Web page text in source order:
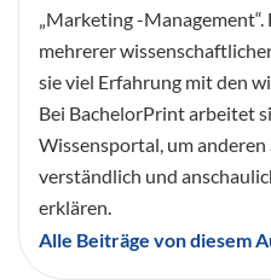
„Marketing -
mehrerer
sie viel Erfahrung mit den
Bei BachelorPrint arbeitet
Wissensportal, um
verständlich und
erklären.
Alle Beiträge von diesem